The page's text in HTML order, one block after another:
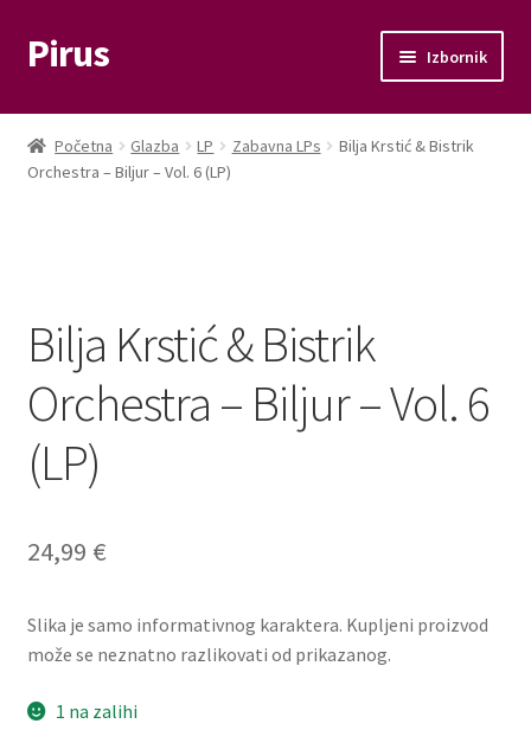
Preskoči
na
Skoči
do
Pirus Izbornik
Glazba
Film
Moj račun
Naplata
Košarica
Dostava
Dostava u inozemstvo
Početna Glazba LP Zabavna LPs
Bilja Krstić & Bistrik
Orchestra – Biljur – Vol. 6 (LP)
Bilja Krstić & Bistrik
Orchestra – Biljur – Vol. 6
(LP)
24,99 €
Slika je samo informativnog karaktera. Kupljeni proizvod
može se neznatno razlikovati od prikazanog.
1 na zalihi